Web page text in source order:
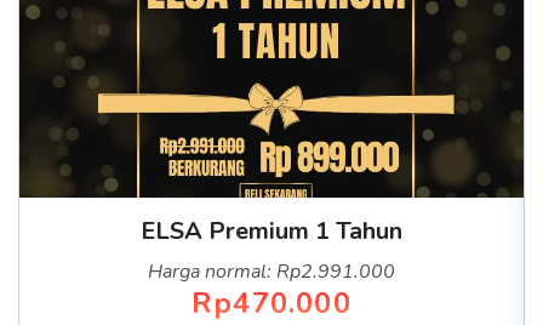
ELSA Premium 1 Tahun
Harga normal: Rp2.991.000
Rp470.000